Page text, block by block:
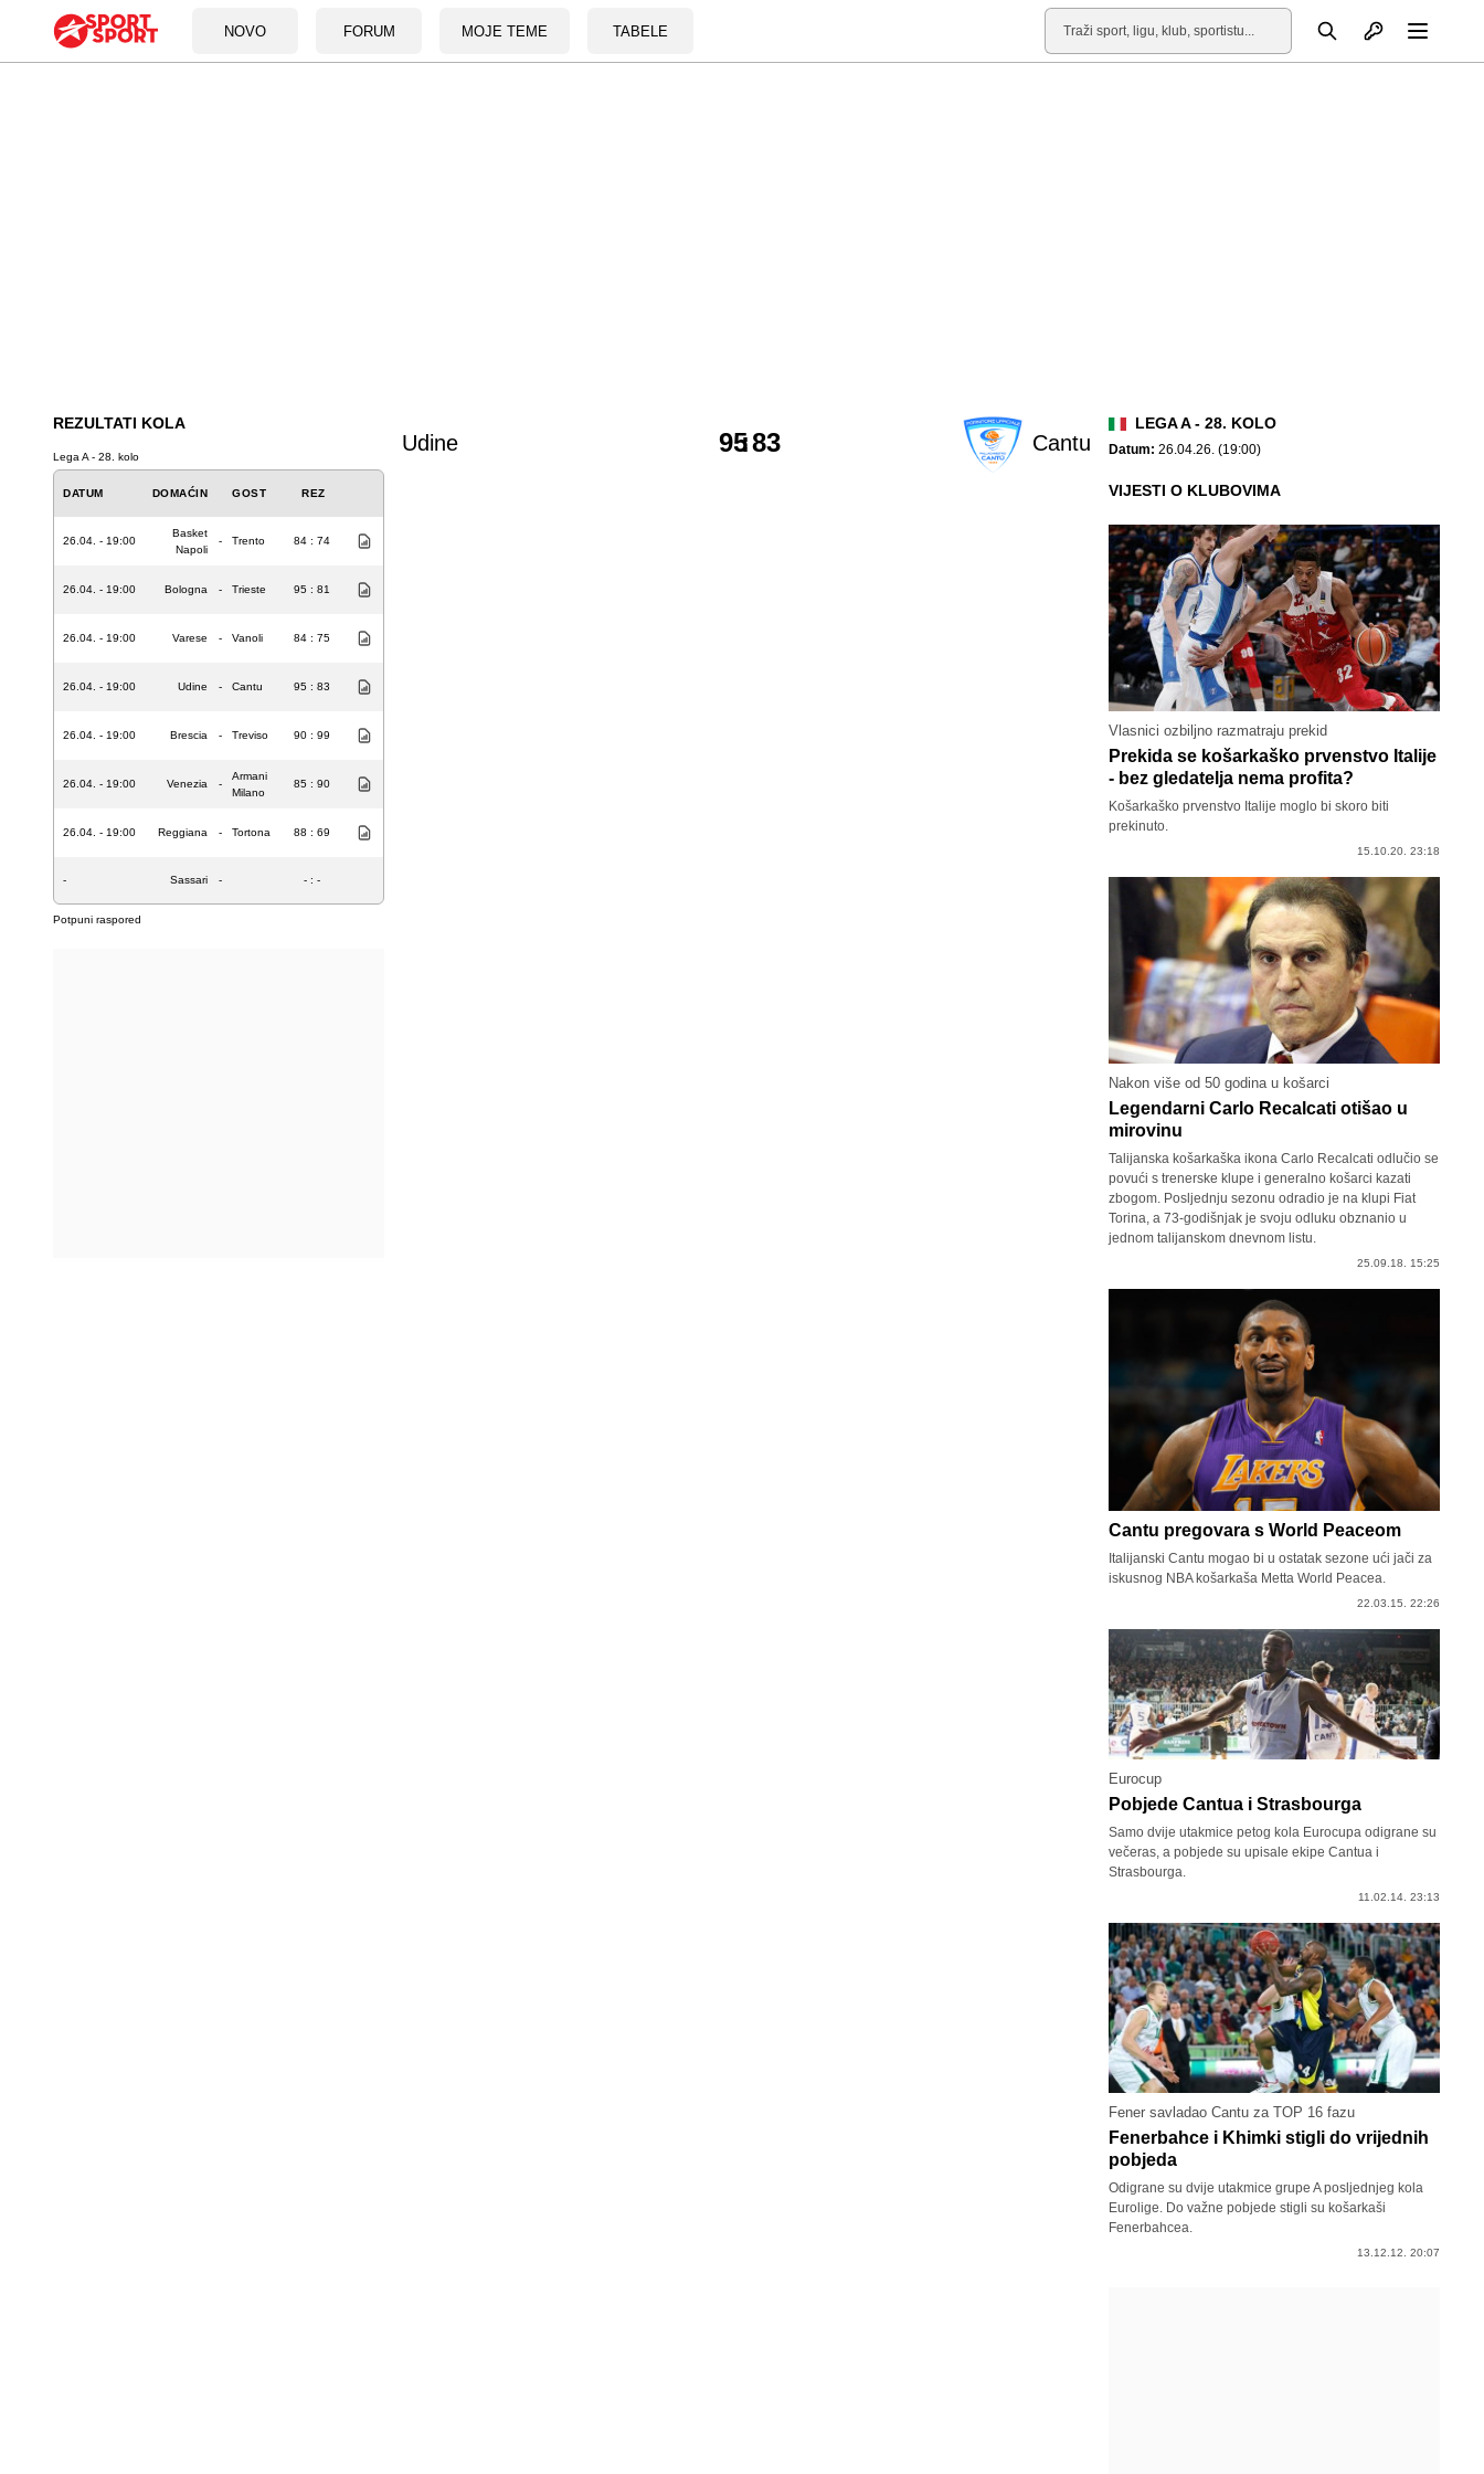
NOVO FORUM MOJE TEME TABELE
Pretraga Otvori profil
REZULTATI KOLA
Lega A - 28. kolo
DATUM DOMAĆIN GOST REZ
26.04. - 19:00
Basket
Napoli
- Trento 84 : 74
26.04. - 19:00 Bologna - Trieste 95 : 81
26.04. - 19:00 Varese - Vanoli 84 : 75
26.04. - 19:00 Udine - Cantu 95 : 83
26.04. - 19:00 Brescia - Treviso 90 : 99
26.04. - 19:00 Venezia -
Armani
Milano
85 : 90
26.04. - 19:00 Reggiana - Tortona 88 : 69
- Sassari - - : -
Potpuni raspored
Udine Cantu
95
:83
LEGA A - 28. KOLO
Datum: 26.04.26. (19:00)
VIJESTI O KLUBOVIMA
Vlasnici ozbiljno razmatraju prekid
Prekida se košarkaško prvenstvo Italije
- bez gledatelja nema profita?
Košarkaško prvenstvo Italije moglo bi skoro biti
prekinuto.
15.10.20. 23:18
Nakon više od 50 godina u košarci
Legendarni Carlo Recalcati otišao u
mirovinu
Talijanska košarkaška ikona Carlo Recalcati odlučio se
povući s trenerske klupe i generalno košarci kazati
zbogom. Posljednju sezonu odradio je na klupi Fiat
Torina, a 73-godišnjak je svoju odluku obznanio u
jednom talijanskom dnevnom listu.
25.09.18. 15:25
Cantu pregovara s World Peaceom
Italijanski Cantu mogao bi u ostatak sezone ući jači za
iskusnog NBA košarkaša Metta World Peacea.
22.03.15. 22:26
Eurocup
Pobjede Cantua i Strasbourga
Samo dvije utakmice petog kola Eurocupa odigrane su
večeras, a pobjede su upisale ekipe Cantua i
Strasbourga.
11.02.14. 23:13
Fener savladao Cantu za TOP 16 fazu
Fenerbahce i Khimki stigli do vrijednih
pobjeda
Odigrane su dvije utakmice grupe A posljednjeg kola
Eurolige. Do važne pobjede stigli su košarkaši
Fenerbahcea.
13.12.12. 20:07